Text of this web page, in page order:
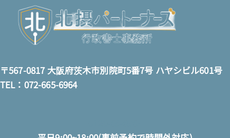
〒567-0817 大阪府茨木市別院町5番7号 ハヤシビル601号
TEL：072-665-6964